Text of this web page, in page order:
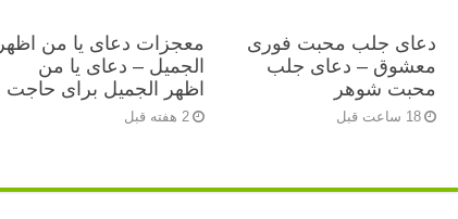
دعای جلب محبت فوری
معشوق – دعای جلب
محبت شوهر
18 ساعت قبل
معجزات دعای یا من اظهر
الجمیل – دعای یا من
اظهر الجمیل برای حاجت
2 هفته قبل